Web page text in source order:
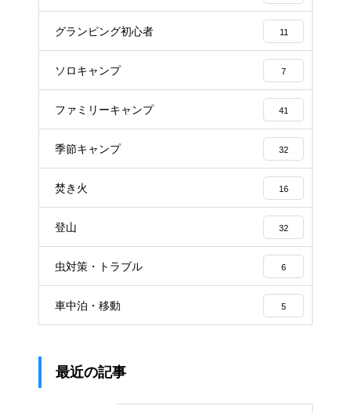
グランピング初心者 11
ソロキャンプ 7
ファミリーキャンプ 41
季節キャンプ 32
焚き火 16
登山 32
虫対策・トラブル 6
車中泊・移動 5
最近の記事